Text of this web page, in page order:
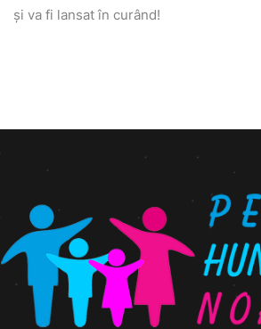
și va fi lansat în curând!